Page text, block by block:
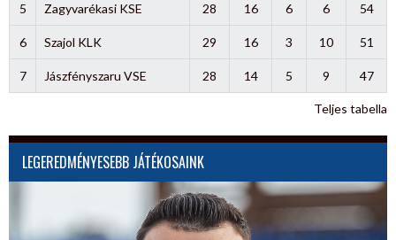
5 Zagyvarékasi KSE 28 16 6 6 54
6 Szajol KLK 29 16 3 10 51
7 Jászfényszaru VSE 28 14 5 9 47
Teljes tabella
LEGEREDMÉNYESEBB JÁTÉKOSAINK